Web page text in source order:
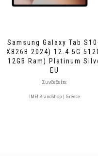
Samsung Galaxy Tab
(X826B 2024) 12.4 5G
(12GB Ram) Platinum
EU
Συνδεθείτε
IMEI BrandShop | Greece